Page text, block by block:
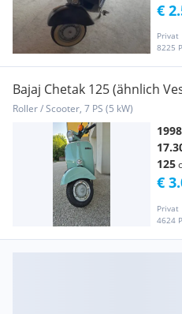
Privat
8225
€
Bajaj Chetak 125 (ähnlich
Roller / Scooter, 7 PS (5 kW)
1998
125
Privat
4624
€